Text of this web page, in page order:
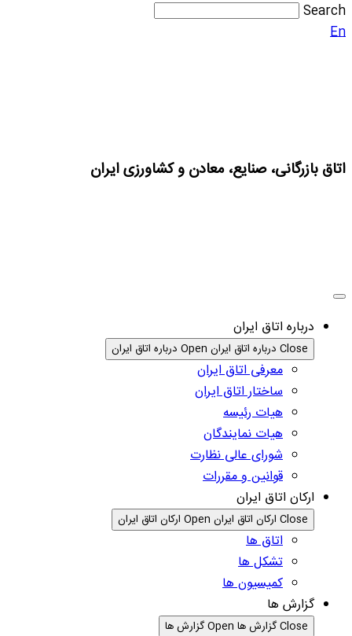
Search
En
اتاق بازرگانی، صنایع، معادن و کشاورزی ایران
درباره اتاق ایران
Close درباره اتاق ایران Open درباره اتاق ایران
معرفی اتاق ایران
ساختار اتاق ایران
هیات رئیسه
هیات نمایندگان
شورای عالی نظارت
قوانین و مقررات
ارکان اتاق ایران
Close ارکان اتاق ایران Open ارکان اتاق ایران
اتاق ها
تشکل ها
کمیسیون ها
گزارش ها
Close گزارش ها Open گزارش ها